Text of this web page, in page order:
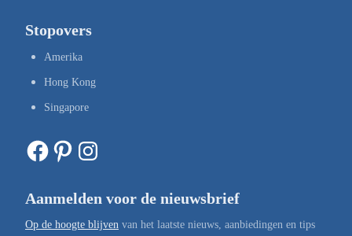
Stopovers
Amerika
Hong Kong
Singapore
Facebook Pinterest Instagram
Aanmelden voor de nieuwsbrief
Op de hoogte blijven van het laatste nieuws, aanbiedingen en tips